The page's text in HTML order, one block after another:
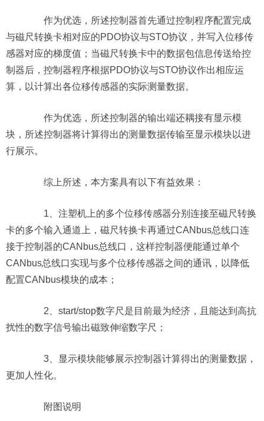
作为优选，所述控制器首先通过控制程序配置完成
与磁尺转换卡相对应的PDO协议与STO协议，并写入位移传
感器对应的梯度值；当磁尺转换卡中的数据包信息传送给控
制器后，控制器程序根据PDO协议与STO协议作出相应运
算，以计算出各位移传感器的实际测量数据。
作为优选，所述控制器的输出端还耦接有显示模
块，所述控制器将计算得出的测量数据传输至显示模块以进
行展示。
综上所述，本方案具有以下有益效果：
1、注塑机上的多个位移传感器分别连接至磁尺转换
卡的多个输入通道上，磁尺转换卡再通过CANbus总线口连
接于控制器的CANbus总线口，这样控制器便能通过单个
CANbus总线口实现与多个位移传感器之间的通讯，以降低
配置CANbus模块的成本；
2、start/stop数字尺是目前最为经济，且能达到高抗
扰性的数字信号输出磁致伸缩数字尺；
3、显示模块能够展示控制器计算得出的测量数据，
更加人性化。
附图说明